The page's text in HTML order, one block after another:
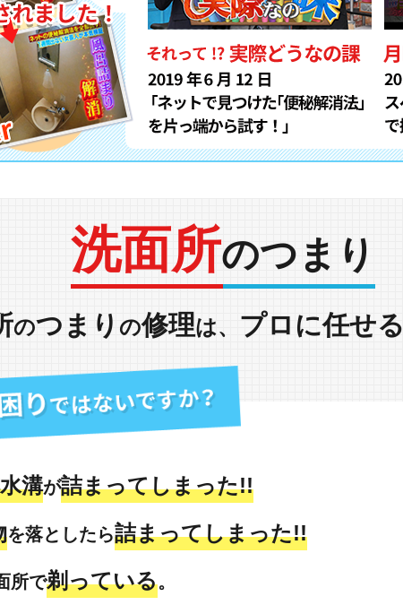
洗面所のつまり
のつまり の修理は、 プロに任せる
溝が詰まってしまった!!
を落としたら詰まってしまった!!
所で剃っている。